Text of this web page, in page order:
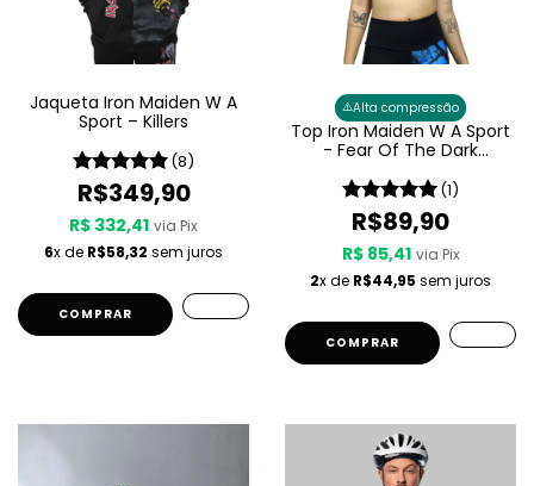
Jaqueta Iron Maiden W A
Sport – Killers
(8)
R$349,90
R$ 332,41 via Pix
6x de R$58,32 sem juros
COMPRAR
⚠️Alta compressão
Top Iron Maiden W A Sport
- Fear Of The Dark
(1)
R$89,90
R$ 85,41 via Pix
2x de R$44,95 sem juros
COMPRAR